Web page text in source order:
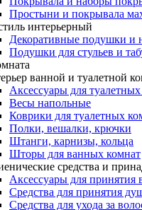
Простыни и покрывала
интерьерный
Декоративные подушки и
Подушки для стульев и
ванной и туалетной
Аксессуары для
Весы напольные
Коврики для туалетных
Полки, вешалки, крючки
Штанги, карнизы, кольца
Шторы для ванных комнат
средства и
Аксессуары для принятия
Средства для принятия
Средства для ухода за